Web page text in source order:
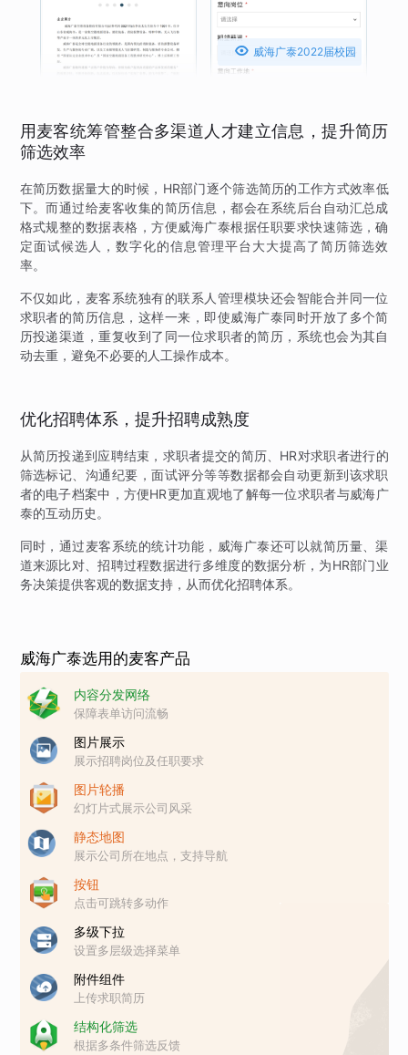
 威海广泰2022届校园
用麦客统筹管整合多渠道人才建立信息，提升简历
筛选效率
在简历数据量大的时候，HR部门逐个筛选简历的工作方式效率低
下。而通过给麦客收集的简历信息，都会在系统后台自动汇总成
格式规整的数据表格，方便威海广泰根据任职要求快速筛选，确
定面试候选人，数字化的信息管理平台大大提高了简历筛选效
率。
不仅如此，麦客系统独有的联系人管理模块还会智能合并同一位
求职者的简历信息，这样一来，即使威海广泰同时开放了多个简
历投递渠道，重复收到了同一位求职者的简历，系统也会为其自
动去重，避免不必要的人工操作成本。
优化招聘体系，提升招聘成熟度
从简历投递到应聘结束，求职者提交的简历、HR对求职者进行的
筛选标记、沟通纪要，面试评分等等数据都会自动更新到该求职
者的电子档案中，方便HR更加直观地了解每一位求职者与威海广
泰的互动历史。
同时，通过麦客系统的统计功能，威海广泰还可以就简历量、渠
道来源比对、招聘过程数据进行多维度的数据分析，为HR部门业
务决策提供客观的数据支持，从而优化招聘体系。
威海广泰选用的麦客产品
内容分发网络
保障表单访问流畅
图片展示
展示招聘岗位及任职要求
图片轮播
幻灯片式展示公司风采
静态地图
展示公司所在地点，支持导航
按钮
点击可跳转多动作
多级下拉
设置多层级选择菜单
附件组件
上传求职简历
结构化筛选
根据多条件筛选反馈